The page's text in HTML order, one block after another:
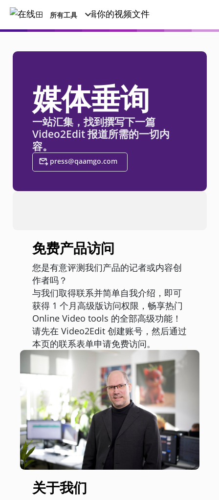
所有工具
媒体垂询
一站汇集，找到撰写下一篇
Video2Edit 报道所需的一切内
容。
press@qaamgo.com
免费产品访问
您是有意评测我们产品的记者或内容创
作者吗？
与我们取得联系并简单自我介绍，即可
获得 1 个月高级版访问权限，畅享热门
Online Video tools 的全部高级功能！
请先在 Video2Edit 创建账号，然后通过
本页的联系表单申请免费访问。
关于我们